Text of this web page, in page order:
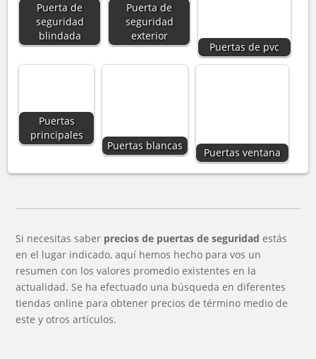
Puerta de
seguridad
blindada
Puerta de
seguridad
exterior
Puertas de pvc
Puertas
principales
Puertas blancas
Puertas ventana
Si necesitas saber precios de puertas de seguridad estás
en el lugar indicado, aquí hemos hecho para vos un
resumen con los valores promedio existentes en la
actualidad. Se ha efectuado una búsqueda en diferentes
tiendas online para obtener precios de término medio de
este y otros artículos.